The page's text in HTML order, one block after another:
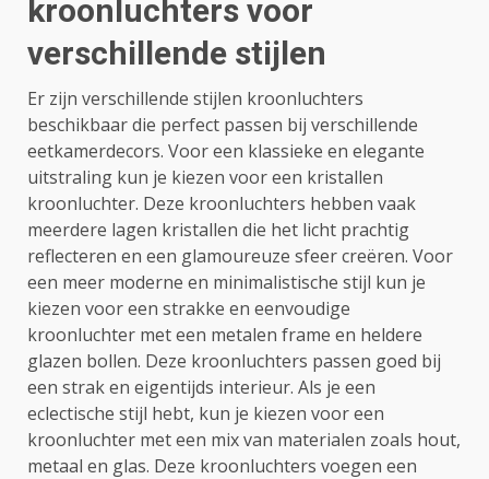
kroonluchters voor
verschillende stijlen
Er zijn verschillende stijlen kroonluchters
beschikbaar die perfect passen bij verschillende
eetkamerdecors. Voor een klassieke en elegante
uitstraling kun je kiezen voor een kristallen
kroonluchter. Deze kroonluchters hebben vaak
meerdere lagen kristallen die het licht prachtig
reflecteren en een glamoureuze sfeer creëren. Voor
een meer moderne en minimalistische stijl kun je
kiezen voor een strakke en eenvoudige
kroonluchter met een metalen frame en heldere
glazen bollen. Deze kroonluchters passen goed bij
een strak en eigentijds interieur. Als je een
eclectische stijl hebt, kun je kiezen voor een
kroonluchter met een mix van materialen zoals hout,
metaal en glas. Deze kroonluchters voegen een